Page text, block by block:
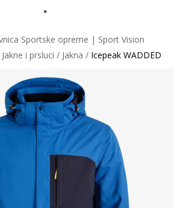
Sportske opreme | Sport Vision
Jakne i prsluci Jakna Icepeak WADDED